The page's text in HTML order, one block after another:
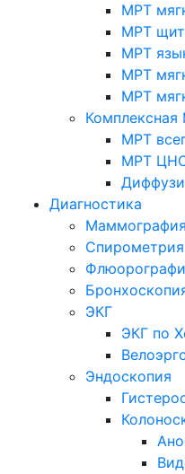
МРТ
МРТ
МРТ
МРТ
МРТ
МРТ
МРТ
Диагностика
Маммография
Спирометрия
ЭКГ
ЭКГ по
Эндоскопия